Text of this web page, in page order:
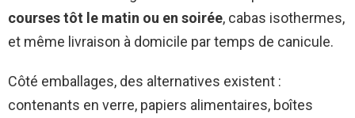
courses tôt le matin ou en soirée, cabas isothermes,
et même livraison à domicile par temps de canicule.
Côté emballages, des alternatives existent :
contenants en verre, papiers alimentaires, boîtes